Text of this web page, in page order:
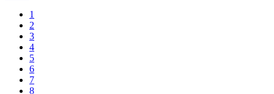
1
2
3
4
5
6
7
8